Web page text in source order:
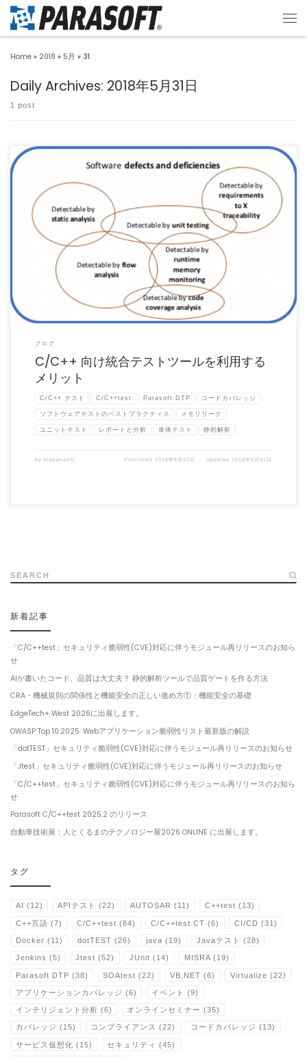
Home » 2018 » 5月 » 31
Daily Archives: 2018年5月31日
1 post
（この記事は、開発元Parasoft社 Blog 「The Value of Using a Uni […]
ブログ
C/C++ 向け統合テストツールを利用する
メリット
C/C++ テスト C/C++test Parasoft DTP コードカバレッジ
ソフトウェアテストのベストプラクティス メモリリーク
ユニットテスト レポートと分析 単体テスト 静的解析
by htakahashi Published 2018年5月31日 Updated 2018年5月31日
SEARCH
新着記事
「C/C++test」セキュリティ脆弱性(CVE)対応に伴うモジュール再リリースのお知ら
せ
AIが書いたコード、品質は大丈夫？ 静的解析ツールで品質ゲートを作る方法
CRA・機械規則の関係性と機能安全の正しい進め方①：機能安全の基礎
EdgeTech+ West 2026に出展します。
OWASP Top 10:2025: Webアプリケーション脆弱性リスト最新版の解説
「dotTEST」セキュリティ脆弱性(CVE)対応に伴うモジュール再リリースのお知らせ
「Jtest」セキュリティ脆弱性(CVE)対応に伴うモジュール再リリースのお知らせ
「C/C++test」セキュリティ脆弱性(CVE)対応に伴うモジュール再リリースのお知ら
せ
Parasoft C/C++test 2025.2 のリリース
自動車技術展：人とくるまのテクノロジー展2026 ONLINE に出展します。
タグ
AI (12) APIテスト (22) AUTOSAR (11) C++test (13)
C++言語 (7) C/C++test (84) C/C++test CT (6) CI/CD (31)
Docker (11) dotTEST (26) java (19) Javaテスト (28)
Jenkins (5) Jtest (52) JUnit (14) MISRA(19)
Parasoft DTP (38) SOAtest (22) VB.NET (6) Virtualize (22)
アプリケーションカバレッジ (6) イベント (9)
インテリジェント分析 (6) オンラインセミナー (35)
カバレッジ (15) コンプライアンス (22) コードカバレッジ (13)
サービス仮想化 (15) セキュリティ (45)